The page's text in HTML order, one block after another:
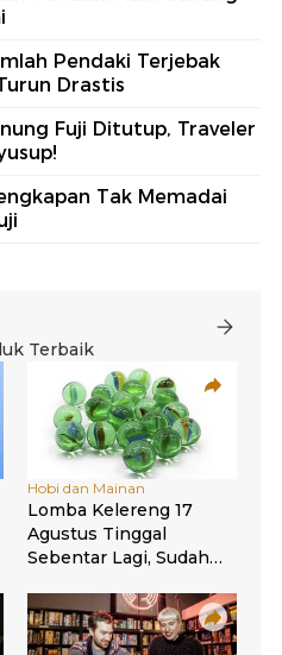
Pendaki Terjebak
Drastis
Fuji Ditutup, Traveler
Tak Memadai